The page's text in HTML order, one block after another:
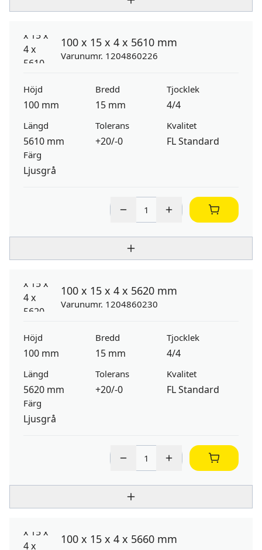
100 x 15 x 4 x 5610 mm
Varunumr. 1204860226
Höjd
100 mm
Bredd
15 mm
Tjocklek
4/4
Längd
5610 mm
Tolerans
+20/-0
Kvalitet
FL Standard
Färg
Ljusgrå
100 x 15 x 4 x 5620 mm
Varunumr. 1204860230
Höjd
100 mm
Bredd
15 mm
Tjocklek
4/4
Längd
5620 mm
Tolerans
+20/-0
Kvalitet
FL Standard
Färg
Ljusgrå
100 x 15 x 4 x 5660 mm